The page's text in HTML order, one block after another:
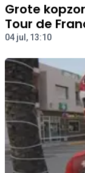
Grote
Tour de
04 jul, 13:10